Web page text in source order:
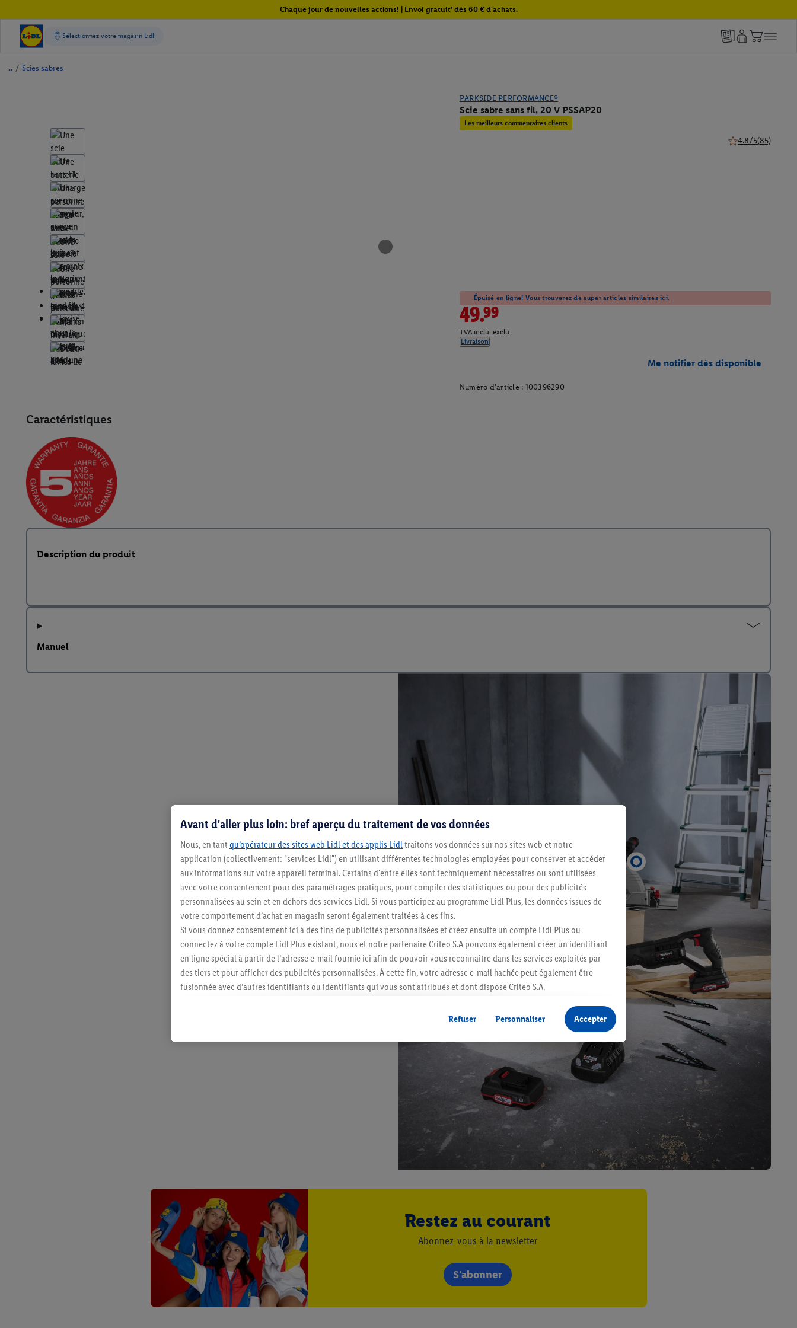
Chaque jour de nouvelles actions! | Envoi gratuit¹ dès 60 € d'achats.
/ Scies sabres
PARKSIDE PERFORMANCE®
Scie sabre sans fil, 20 V PSSAP20
Les meilleurs commentaires clients
4.8/5(85)
Caractéristiques
Épuisé en ligne! Vous trouverez de super articles similaires ici.
49.99
TVA inclu. exclu.
Livraison
Me notifier dès disponible
Numéro d'article : 100396290
Description du produit
Manuel
Restez au courant
Abonnez-vous à la newsletter
S'abonner
Avant d'aller plus loin: bref aperçu du traitement de vos données
Nous, en tant qu’opérateur des sites web Lidl et des applis Lidl traitons vos données sur nos sites web et notre
application (collectivement: "services Lidl") en utilisant différentes technologies employées pour conserver et accéder
aux informations sur votre appareil terminal. Certains d'entre elles sont techniquement nécessaires ou sont utilisées
avec votre consentement pour des paramétrages pratiques, pour compiler des statistiques ou pour des publicités
personnalisées au sein et en dehors des services Lidl. Si vous participez au programme Lidl Plus, les données issues de
votre comportement d’achat en magasin seront également traitées à ces fins.
Si vous donnez consentement ici à des fins de publicités personnalisées et créez ensuite un compte Lidl Plus ou
connectez à votre compte Lidl Plus existant, nous et notre partenaire Criteo S.A pouvons également créer un identifiant
en ligne spécial à partir de l’adresse e-mail fournie ici afin de pouvoir vous reconnaître dans les services exploités par
des tiers et pour afficher des publicités personnalisées. À cette fin, votre adresse e-mail hachée peut également être
fusionnée avec d’autres identifiants ou identifiants qui vous sont attribués et dont dispose Criteo S.A.
vous avez montré de l’intérêt (par exemple en plaçant le produit dans un panier d’un webshop mais sans procéder à
l’achat) peuvent également être affichées sur plusieurs apppareils et plusieurs services de Lidl si plusieurs terminaux ou
plusieurs services de Lidl peuvent vous être attribués en utilisant votre adresse e-mail hachée et, le cas échéant, d’autres
Sous « Personnaliser », vous pouvez autoriser des finalités individuelles et trouver de plus amples informations sur le
En cliquant sur « Refuser », vous pouvez autoriser uniquement l’utilisation des technologies nécessaires. En cliquant sur
« Accepter », vous autorisez tous les traitements pour toutes les finalités susmentionnées. Vous trouverez de plus amples
informations sur la durée de conservation des données et votre droit de révoquer votre consentement à tout moment
déclaration relative à la protection des données Vous trouverez les impressions ici.
Refuser Personnaliser Accepter